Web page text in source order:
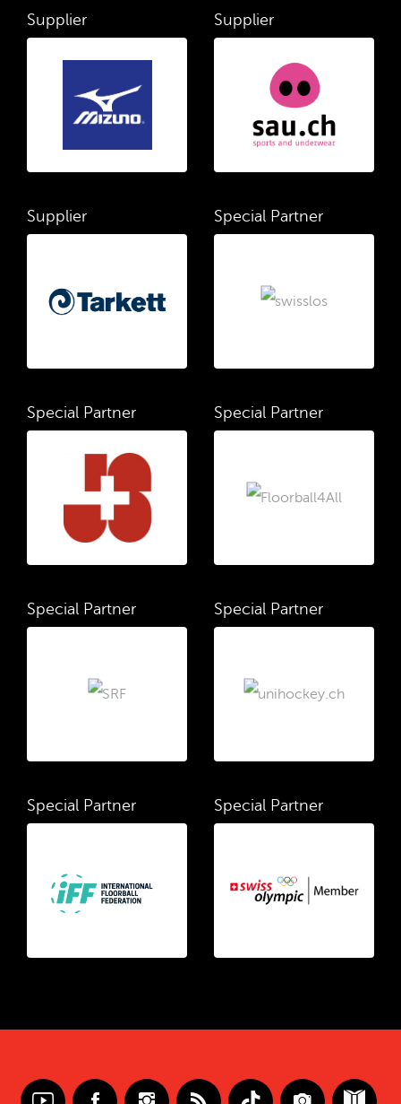
Supplier Supplier
Supplier Special Partner
Special Partner Special Partner
Special Partner Special Partner
Special Partner Special Partner